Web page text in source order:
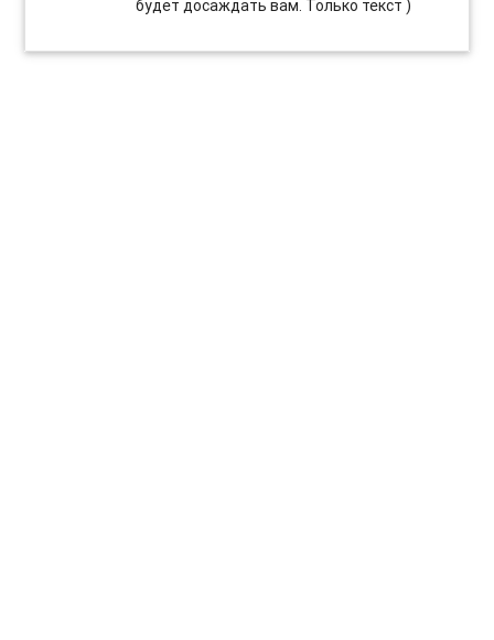
будет досаждать вам. Только текст )